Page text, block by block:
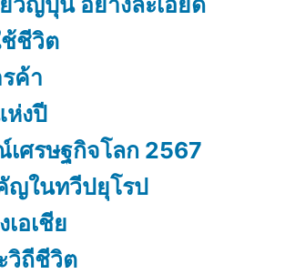
ชีวิต
ค้า
ห่งปี
ศรษฐกิจโลก 2567
ญในทวีปยุโรป
เอเชีย
วิถีชีวิต